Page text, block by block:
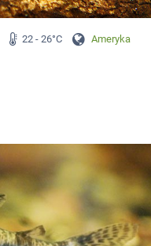
22 - 26°C Ameryka Płd.